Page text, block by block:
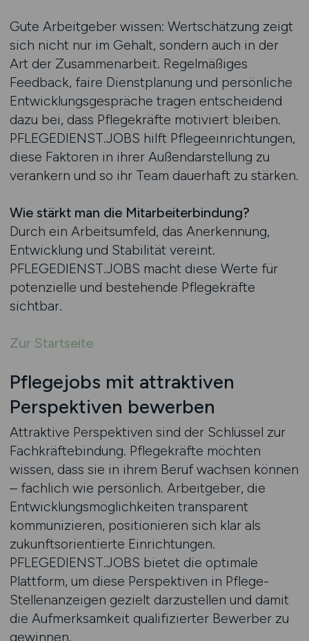
Gute Arbeitgeber wissen: Wertschätzung zeigt
sich nicht nur im Gehalt, sondern auch in der
Art der Zusammenarbeit. Regelmäßiges
Feedback, faire Dienstplanung und persönliche
Entwicklungsgespräche tragen entscheidend
dazu bei, dass Pflegekräfte motiviert bleiben.
PFLEGEDIENST.JOBS hilft Pflegeeinrichtungen,
diese Faktoren in ihrer Außendarstellung zu
verankern und so ihr Team dauerhaft zu stärken.
Wie stärkt man die Mitarbeiterbindung?
Durch ein Arbeitsumfeld, das Anerkennung,
Entwicklung und Stabilität vereint.
PFLEGEDIENST.JOBS macht diese Werte für
potenzielle und bestehende Pflegekräfte
sichtbar.
Zur Startseite
Pflegejobs mit attraktiven
Perspektiven bewerben
Attraktive Perspektiven sind der Schlüssel zur
Fachkräftebindung. Pflegekräfte möchten
wissen, dass sie in ihrem Beruf wachsen können
– fachlich wie persönlich. Arbeitgeber, die
Entwicklungsmöglichkeiten transparent
kommunizieren, positionieren sich klar als
zukunftsorientierte Einrichtungen.
PFLEGEDIENST.JOBS bietet die optimale
Plattform, um diese Perspektiven in Pflege-
Stellenanzeigen gezielt darzustellen und damit
die Aufmerksamkeit qualifizierter Bewerber zu
gewinnen.